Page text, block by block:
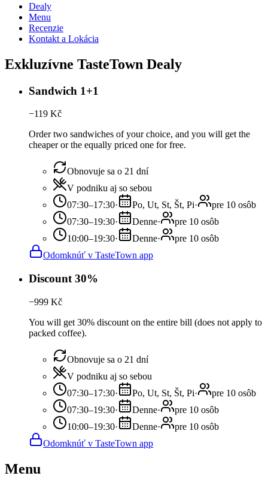
Dealy
Menu
Recenzie
Kontakt a Lokácia
Exkluzívne TasteTown Dealy
Sandwich 1+1
−119 Kč
Order two sandwiches of your choice, and you will get the
cheaper or the equally priced one for free.
Obnovuje sa o 21 dní
V podniku aj so sebou
07:30–17:30· Po, Ut, St, Št, Pi·
pre 10 osôb
07:30–19:30· Denne·
pre 10 osôb
10:00–19:30· Denne·
pre 10 osôb
Odomknúť v TasteTown app
Discount 30%
−999 Kč
You will get 30% discount on the entire bill (does not apply to
packed coffee).
Obnovuje sa o 21 dní
V podniku aj so sebou
07:30–17:30· Po, Ut, St, Št, Pi·
pre 10 osôb
07:30–19:30· Denne·
pre 10 osôb
10:00–19:30· Denne·
pre 10 osôb
Odomknúť v TasteTown app
Menu